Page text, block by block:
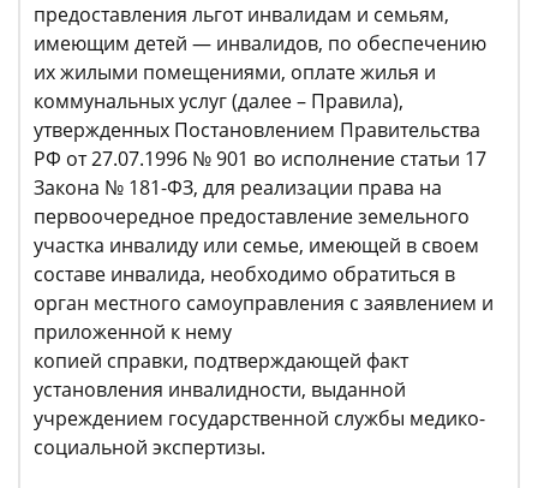
предоставления льгот инвалидам и семьям,
имеющим детей — инвалидов, по обеспечению
их жилыми помещениями, оплате жилья и
коммунальных услуг (далее – Правила),
утвержденных Постановлением Правительства
РФ от 27.07.1996 № 901 во исполнение статьи 17
Закона № 181-ФЗ, для реализации права на
первоочередное предоставление земельного
участка инвалиду или семье, имеющей в своем
составе инвалида, необходимо обратиться в
орган местного самоуправления с заявлением и
приложенной к нему
копией справки, подтверждающей факт
установления инвалидности, выданной
учреждением государственной службы медико-
социальной экспертизы.